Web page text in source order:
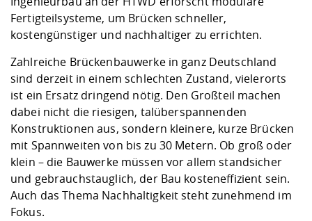
Study support
Studying in
Career Service
abroad
Downloads
International
Downloads
Cooperations
Contact
Equal
University
Management
Climate and
Protection
Friends
Committees and
Informatics /
Agriculture/
mistry
Mechanical
Business
Contact and approach
Quality Assurance
Fertigteilsysteme, um Brücken schneller,
kostengünstiger und nachhaltiger zu errichten.
Zahlreiche Brückenbauwerke in ganz Deutschland
sind derzeit in einem schlechten Zustand, vielerorts
ist ein Ersatz dringend nötig. Den Großteil machen
dabei nicht die riesigen, talüberspannenden
Konstruktionen aus, sondern kleinere, kurze Brücken
mit Spannweiten von bis zu 30 Metern. Ob groß oder
klein – die Bauwerke müssen vor allem standsicher
und gebrauchstauglich, der Bau kosteneffizient sein.
Auch das Thema Nachhaltigkeit steht zunehmend im
Fokus.